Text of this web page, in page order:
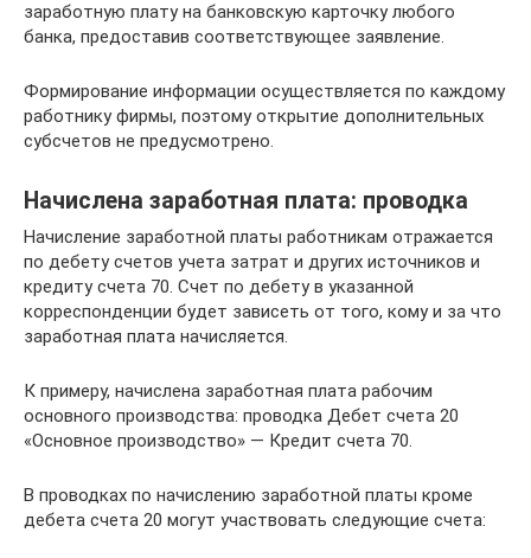
заработную плату на банковскую карточку любого
банка, предоставив соответствующее заявление.
Формирование информации осуществляется по каждому
работнику фирмы, поэтому открытие дополнительных
субсчетов не предусмотрено.
Начислена заработная плата: проводка
Начисление заработной платы работникам отражается
по дебету счетов учета затрат и других источников и
кредиту счета 70. Счет по дебету в указанной
корреспонденции будет зависеть от того, кому и за что
заработная плата начисляется.
К примеру, начислена заработная плата рабочим
основного производства: проводка Дебет счета 20
«Основное производство» — Кредит счета 70.
В проводках по начислению заработной платы кроме
дебета счета 20 могут участвовать следующие счета: